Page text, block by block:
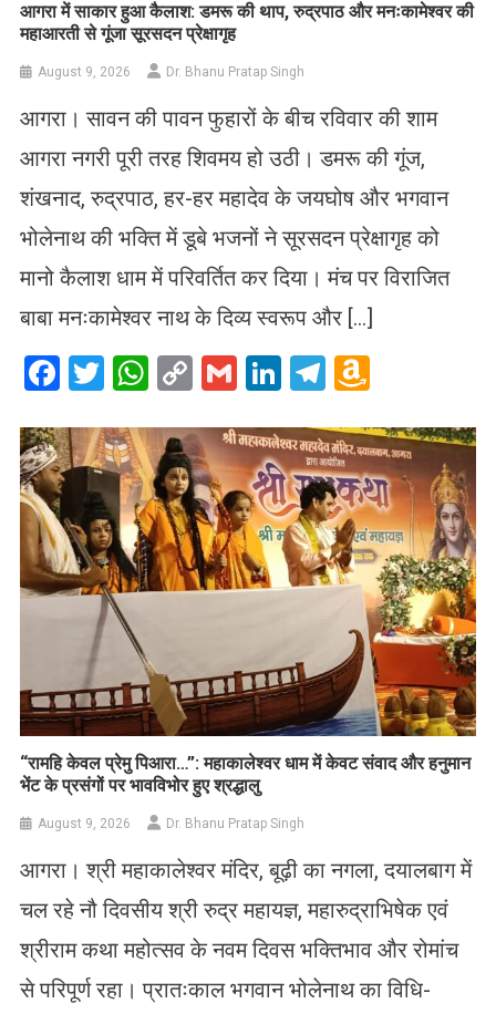
आगरा में साकार हुआ कैलाश: डमरू की थाप, रुद्रपाठ और मनःकामेश्वर की
महाआरती से गूंजा सूरसदन प्रेक्षागृह
August 9, 2026 Dr. Bhanu Pratap Singh
आगरा। सावन की पावन फुहारों के बीच रविवार की शाम
आगरा नगरी पूरी तरह शिवमय हो उठी। डमरू की गूंज,
शंखनाद, रुद्रपाठ, हर-हर महादेव के जयघोष और भगवान
भोलेनाथ की भक्ति में डूबे भजनों ने सूरसदन प्रेक्षागृह को
मानो कैलाश धाम में परिवर्तित कर दिया। मंच पर विराजित
बाबा मनःकामेश्वर नाथ के दिव्य स्वरूप और […]
Facebook
Twitter
WhatsApp
CopyGmailLinkedIn
Telegram
List
​“रामहि केवल प्रेमु पिआरा…”: महाकालेश्वर धाम में केवट संवाद और हनुमान
भेंट के प्रसंगों पर भावविभोर हुए श्रद्धालु
August 9, 2026 Dr. Bhanu Pratap Singh
आगरा। श्री महाकालेश्वर मंदिर, बूढ़ी का नगला, दयालबाग में
चल रहे नौ दिवसीय श्री रुद्र महायज्ञ, महारुद्राभिषेक एवं
श्रीराम कथा महोत्सव के नवम दिवस भक्तिभाव और रोमांच
से परिपूर्ण रहा। प्रातःकाल भगवान भोलेनाथ का विधि-